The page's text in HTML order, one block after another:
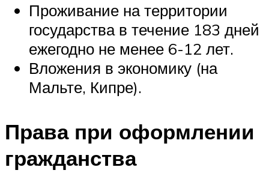
Проживание на территории
государства в течение 183 дней
ежегодно не менее 6-12 лет.
Вложения в экономику (на
Мальте, Кипре).
Права при оформлении
гражданства